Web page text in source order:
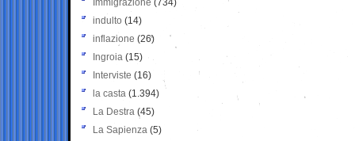
Immigrazione (734)
indulto (14)
inflazione (26)
Ingroia (15)
Interviste (16)
la casta (1.394)
La Destra (45)
La Sapienza (5)